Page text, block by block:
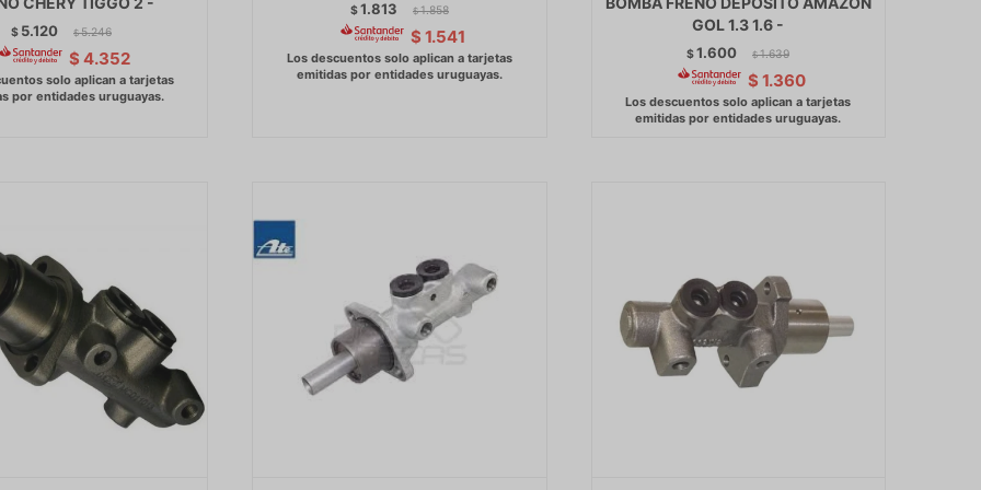
$ 5.120 $ 5.246
$ 4.352
$1.813 $ 1.858
$ 1.541
GOL 1.3 1.6 -
$1.600 $ 1.639
$ 1.360